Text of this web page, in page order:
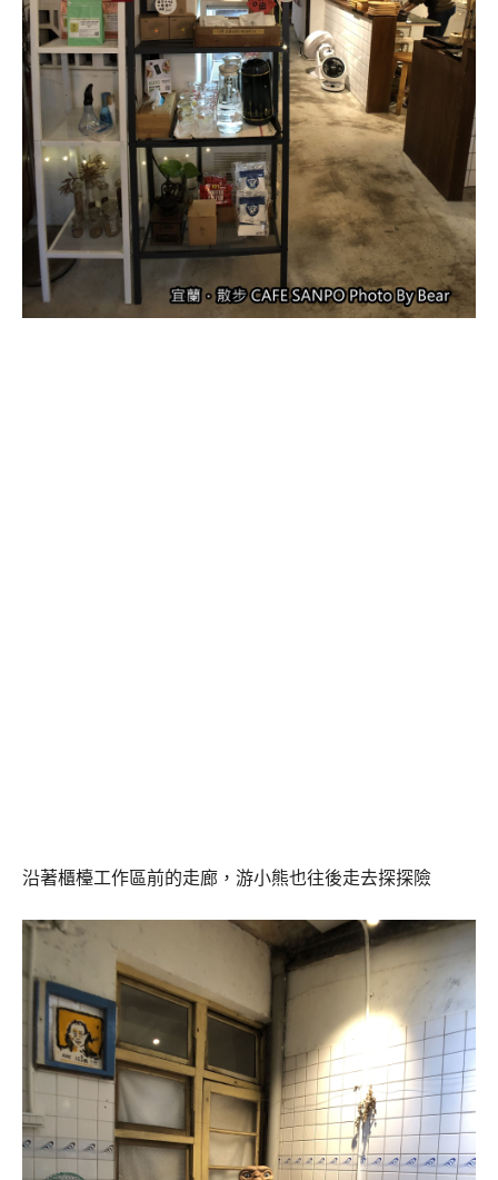
沿著櫃檯工作區前的走廊，游小熊也往後走去探探險